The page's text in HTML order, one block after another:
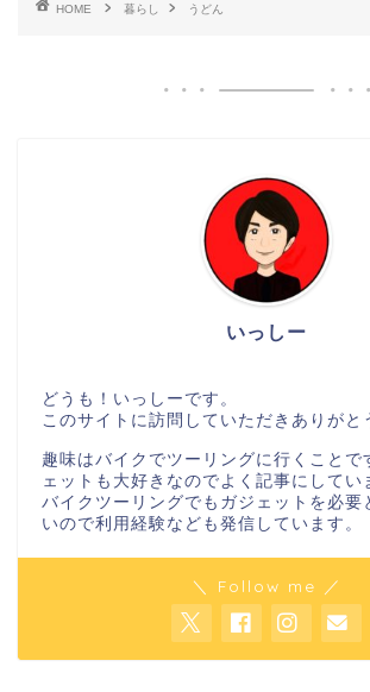
HOME 暮らし うどん
いっしー
どうも！いっしーです。
このサイトに訪問していただきありがと
趣味はバイクでツーリングに行くことで
ェットも大好きなのでよく記事にしてい
バイクツーリングでもガジェットを必要
いので利用経験なども発信しています。
＼ Follow me ／